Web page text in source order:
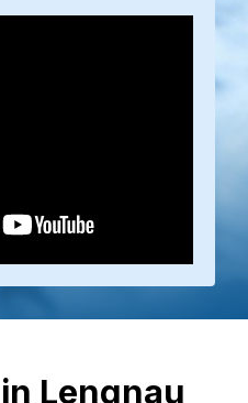
Lengnau